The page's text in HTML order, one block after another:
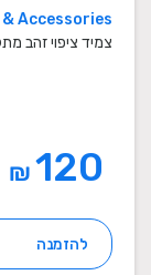
Accessories
צמיד ציפוי זהב
₪
להזמנה